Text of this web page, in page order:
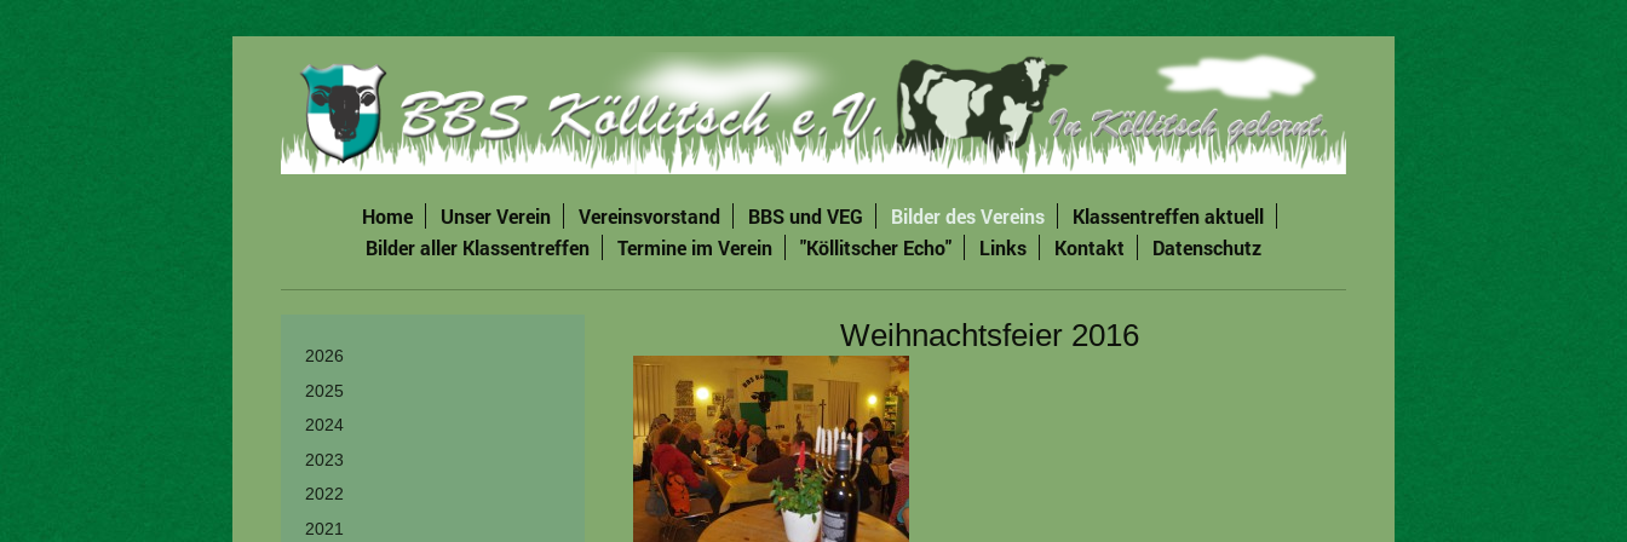
Home Unser Verein Vereinsvorstand BBS und VEG Bilder des Vereins
Klassentreffen aktuell
Bilder aller Klassentreffen
Termine im Verein "Köllitscher Echo" Links Kontakt Datenschutz
Weihnachtsfeier 2016
2026
2025
2024
2023
2022
2021